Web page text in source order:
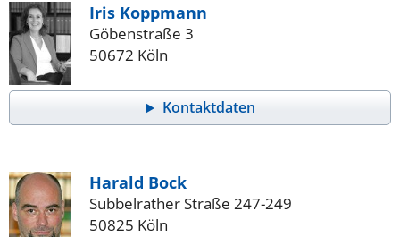
Iris Koppmann
Göbenstraße 3
50672 Köln
Kontaktdaten
Harald Bock
Subbelrather Straße 247-249
50825 Köln